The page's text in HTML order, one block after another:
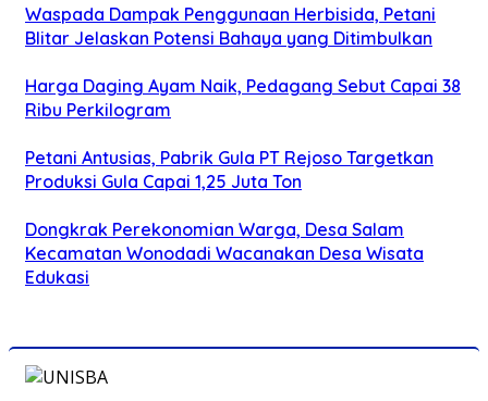
Waspada Dampak Penggunaan Herbisida, Petani
Blitar Jelaskan Potensi Bahaya yang Ditimbulkan
Harga Daging Ayam Naik, Pedagang Sebut Capai 38
Ribu Perkilogram
Petani Antusias, Pabrik Gula PT Rejoso Targetkan
Produksi Gula Capai 1,25 Juta Ton
Dongkrak Perekonomian Warga, Desa Salam
Kecamatan Wonodadi Wacanakan Desa Wisata
Edukasi